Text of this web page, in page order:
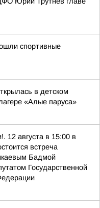
спортивные
в детском
«Алые паруса»
12 августа в 15:00 в
встреча
Бадмой
Государственной